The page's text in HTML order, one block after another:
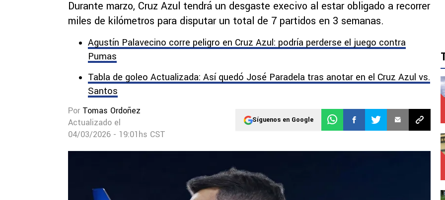
Durante marzo, Cruz Azul tendrá un desgaste execivo al estar obligado a recorrer
miles de kilómetros para disputar un total de 7 partidos en 3 semanas.
Agustín Palavecino corre peligro en Cruz Azul: podría perderse el juego contra
Pumas
Tabla de goleo Actualizada: Así quedó José Paradela tras anotar en el Cruz Azul vs.
Santos
Por Tomas Ordoñez
Actualizado el
04/03/2026 - 19:01hs CST
Síguenos en Google